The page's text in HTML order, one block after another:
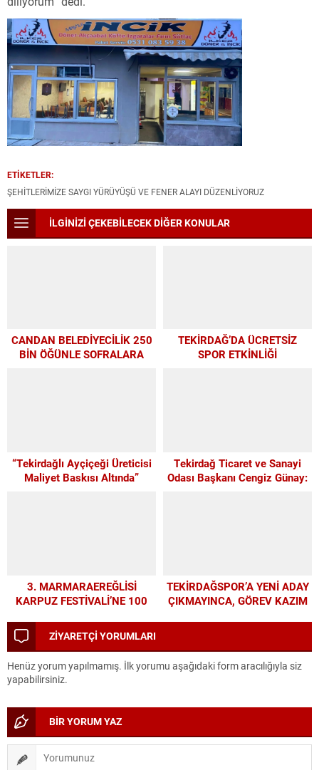
ETİKETLER:
ŞEHİTLERİMİZE SAYGI YÜRÜYÜŞÜ VE FENER ALAYI DÜZENLİYORUZ
İLGİNİZİ ÇEKEBİLECEK DİĞER KONULAR
CANDAN BELEDİYECİLİK 250
BİN ÖĞÜNLE SOFRALARA
TEKİRDAĞ’DA ÜCRETSİZ
SPOR ETKİNLİĞİ
“Tekirdağlı Ayçiçeği Üreticisi
Maliyet Baskısı Altında”
Tekirdağ Ticaret ve Sanayi
Odası Başkanı Cengiz Günay:
3. MARMARAEREĞLİSİ
KARPUZ FESTİVALİ’NE 100
TEKİRDAĞSPOR’A YENİ ADAY
ÇIKMAYINCA, GÖREV KAZIM
ZİYARETÇİ YORUMLARI
Henüz yorum yapılmamış. İlk yorumu aşağıdaki form aracılığıyla siz
yapabilirsiniz.
BİR YORUM YAZ